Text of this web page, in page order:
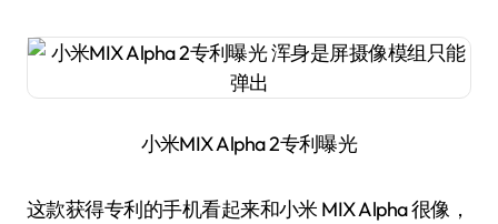
小米MIX Alpha 2专利曝光
这款获得专利的手机看起来和小米 MIX Alpha 很像，